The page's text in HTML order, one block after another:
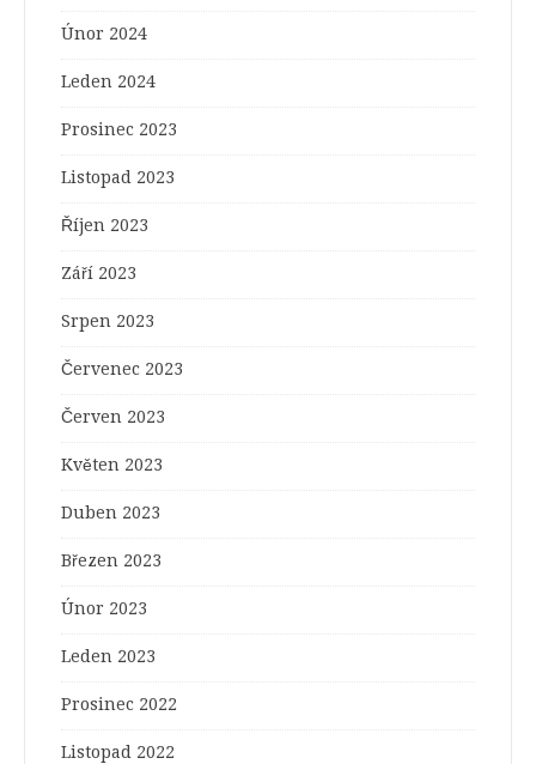
Únor 2024
Leden 2024
Prosinec 2023
Listopad 2023
Říjen 2023
Září 2023
Srpen 2023
Červenec 2023
Červen 2023
Květen 2023
Duben 2023
Březen 2023
Únor 2023
Leden 2023
Prosinec 2022
Listopad 2022